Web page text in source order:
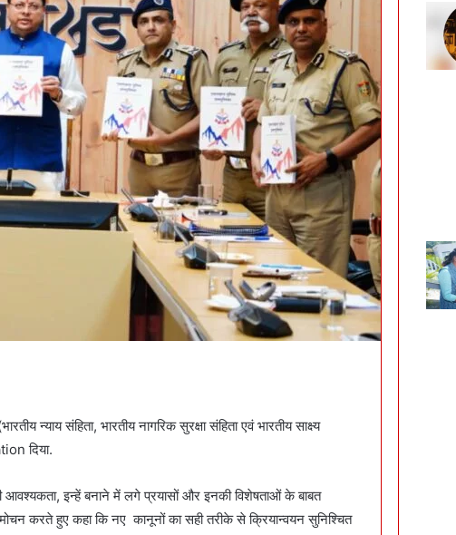
न्याय संहिता, भारतीय नागरिक सुरक्षा संहिता एवं भारतीय साक्ष्य
दिया.
आवश्यकता, इन्हें बनाने में लगे प्रयासों और इनकी विशेषताओं के बाबत
करते हुए कहा कि नए कानूनों का सही तरीके से क्रियान्वयन सुनिश्चित